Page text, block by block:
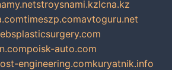
stroysnami.kzlcna.kz
timeszp.comavtoguru.net
poisk-auto.com
ost-engineering.comkuryatnik.info